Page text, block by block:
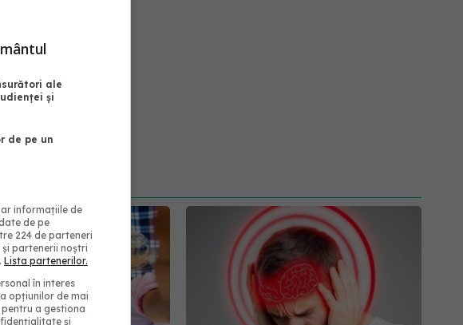
și cei
cerebral,
ale
și
de pe un
informațiile de
de pe
224 de parteneri
partenerii noștri
Lista partenerilor.
în interes
opțiunilor de mai
a gestiona
și